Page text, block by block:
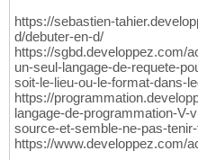
https://sebastien-
d/debuter-en-d/
https://sgbd.developpez.com/
un-seul-langage-de-requete-
soit-le-lieu-ou-le-format-dans-
https://
langage-de-programmation-V-
source-et-semble-ne-pas-
https://www.developpez.com/